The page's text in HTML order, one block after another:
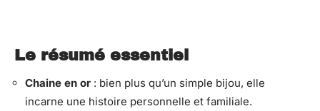
Le résumé essentiel
Chaine en or : bien plus qu’un simple bijou, elle
incarne une histoire personnelle et familiale.